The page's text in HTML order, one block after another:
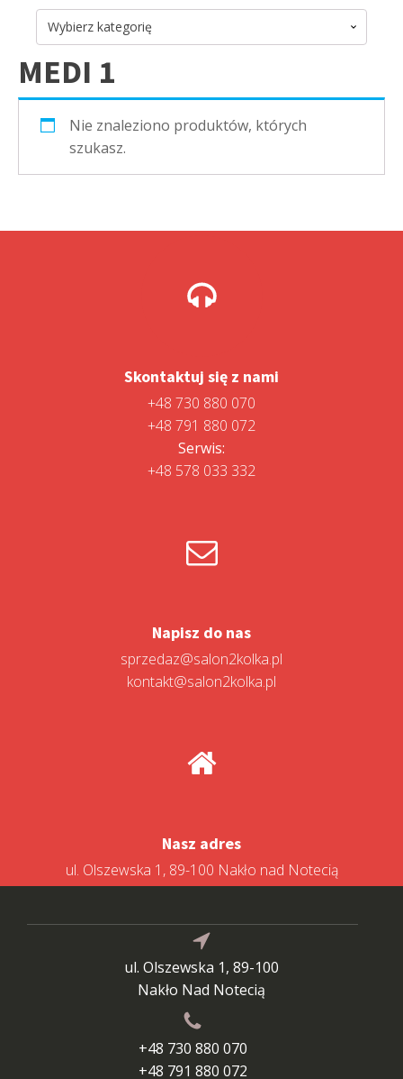
Wybierz kategorię
MEDI 1
Nie znaleziono produktów, których
szukasz.
Skontaktuj się z nami
+48 730 880 070
+48 791 880 072
Serwis:
+48 578 033 332
Napisz do nas
sprzedaz@salon2kolka.pl
kontakt@salon2kolka.pl
Nasz adres
ul. Olszewska 1, 89-100 Nakło nad Notecią
ul. Olszewska 1, 89-100
Nakło Nad Notecią
+48 730 880 070
+48 791 880 072